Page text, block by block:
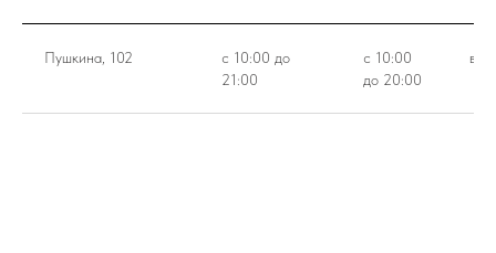
Пушкина, 102
с 10:00 до
21:00
с 10:00
до 20:00